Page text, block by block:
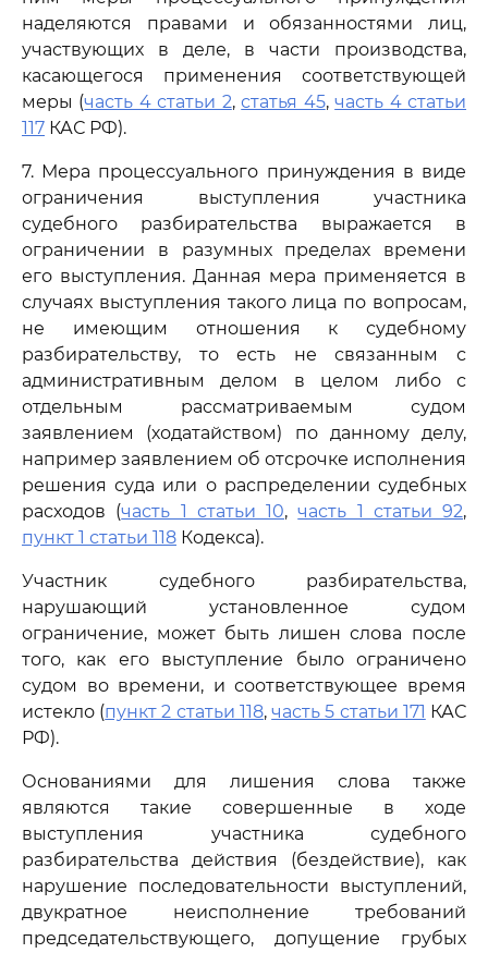
наделяются правами и обязанностями лиц,
участвующих в деле, в части производства,
касающегося применения соответствующей
меры (часть 4 статьи 2,статья 45,часть 4 статьи
117 КАС РФ).
7. Мера процессуального принуждения в виде
ограничения выступления участника
судебного разбирательства выражается в
ограничении в разумных пределах времени
его выступления. Данная мера применяется в
случаях выступления такого лица по вопросам,
не имеющим отношения к судебному
разбирательству, то есть не связанным с
административным делом в целом либо с
отдельным рассматриваемым судом
заявлением (ходатайством) по данному делу,
например заявлением об отсрочке исполнения
решения суда или о распределении судебных
расходов (часть 1 статьи 10,часть 1 статьи 92,
пункт 1 статьи 118 Кодекса).
Участник судебного разбирательства,
нарушающий установленное судом
ограничение, может быть лишен слова после
того, как его выступление было ограничено
судом во времени, и соответствующее время
истекло (пункт 2 статьи 118,часть 5 статьи 171 КАС
РФ).
Основаниями для лишения слова также
являются такие совершенные в ходе
выступления участника судебного
разбирательства действия (бездействие), как
нарушение последовательности выступлений,
двукратное неисполнение требований
председательствующего, допущение грубых